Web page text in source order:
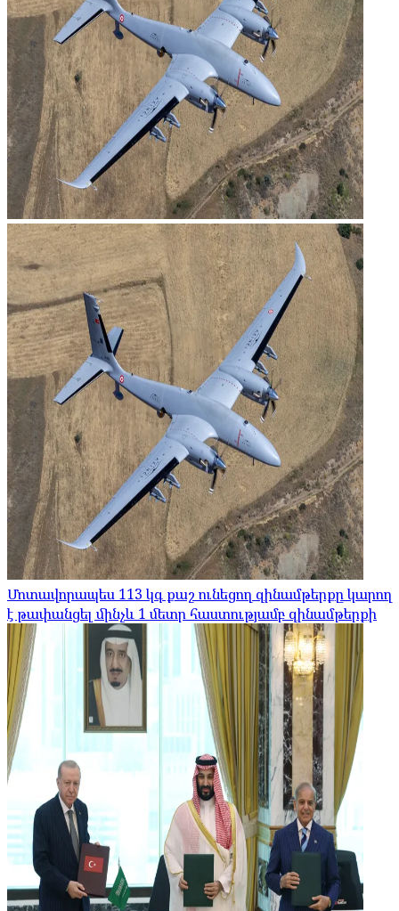
Մոտավորապես 113 կգ քաշ ունեցող զինամթերքը կարող
է թափանցել մինչև 1 մետր հաստությամբ զինամթերքի